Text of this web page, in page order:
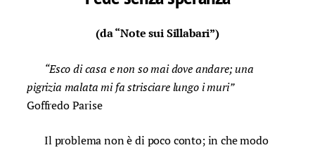
(da “Note sui Sillabari”)
“Esco di casa e non so mai dove andare; una
pigrizia malata mi fa strisciare lungo i muri”
Goffredo Parise
Il problema non è di poco conto; in che modo